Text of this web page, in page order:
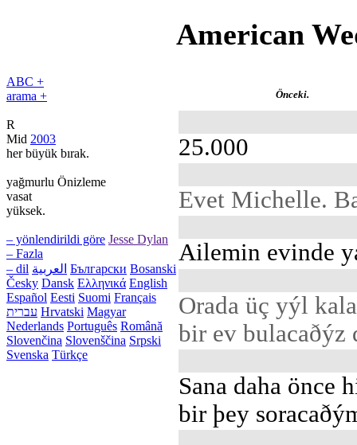
ABC +
arama +
R
Mid 2003
her büyük bırak.
yağmurlu Önizleme
vasat
yüksek.
– yönlendirildi göre Jesse Dylan
– Fazla
– dil العربية Български Bosanski
Česky Dansk Ελληνικά English
Español Eesti Suomi Français
עברית Hrvatski Magyar
Nederlands Português Română
Slovenčina Slovenščina Srpski
Svenska Türkçe
American
Önceki.
25.000
Evet Michelle.
Ailemin evinde
Orada üç yýl
bir ev bulacaðýz
Sana daha önce
bir þey